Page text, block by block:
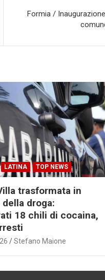
Formia /
LATINA TOP NEWS
trasformata in
droga:
18 chili di cocaina,
Stefano Maione